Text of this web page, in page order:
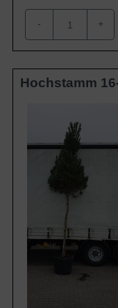
- +
Hochstamm